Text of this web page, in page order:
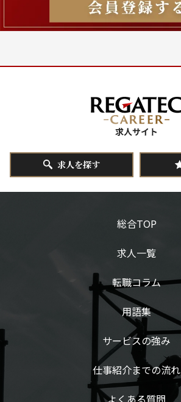
求人を探す
総合TOP
求人一覧
転職コラム
用語集
サービスの強み
仕事紹介までの流れ
よくある質問